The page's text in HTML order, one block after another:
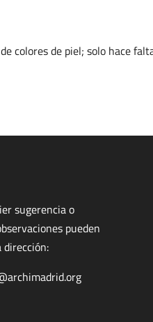
colores de piel; solo hace
sugerencia o
pueden